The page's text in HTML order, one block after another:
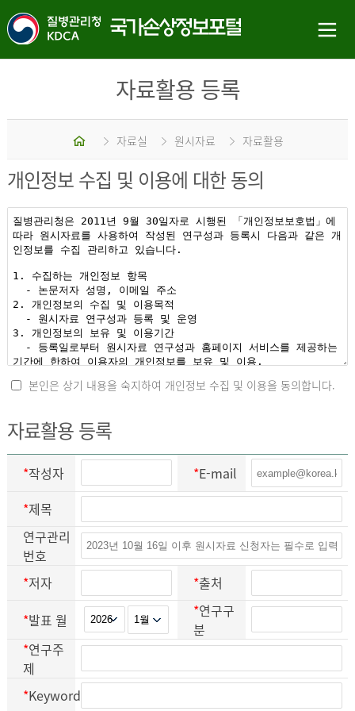
자료활용 등록
홈 자료실 원시자료 자료활용
개인정보 수집 및 이용에 대한 동의
본인은 상기 내용을 숙지하여 개인정보 수집 및 이용을 동의합니다.
자료활용 등록
*작성자 *E-mail
*제목
연구관리
번호
*저자 *출처
*발표 월 *연구구
분
*연구주
제
*Keyword